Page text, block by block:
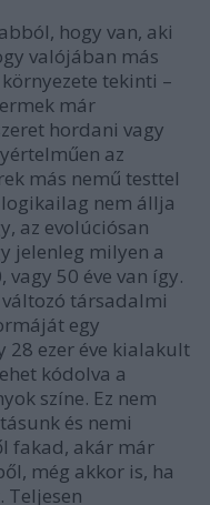
hogy van, aki
valójában más
tekinti –
már
hordani vagy
az
más nemű testtel
nem állja
az evolúciósan
jelenleg milyen a
vagy 50 éve van így.
társadalmi
egy
28 ezer éve kialakult
kódolva a
színe. Ez nem
és nemi
fakad, akár már
még akkor is, ha
Teljesen